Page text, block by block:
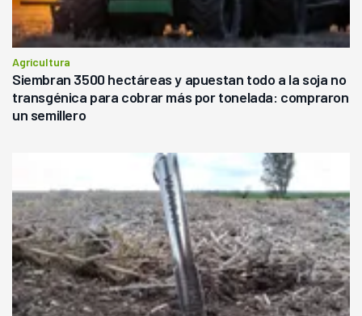
Agricultura
Siembran 3500 hectáreas y apuestan todo a la soja no
transgénica para cobrar más por tonelada: compraron
un semillero